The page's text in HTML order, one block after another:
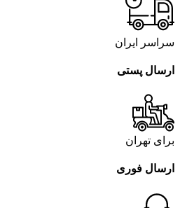
سراسر ایران
ارسال پستی
برای تهران
ارسال فوری